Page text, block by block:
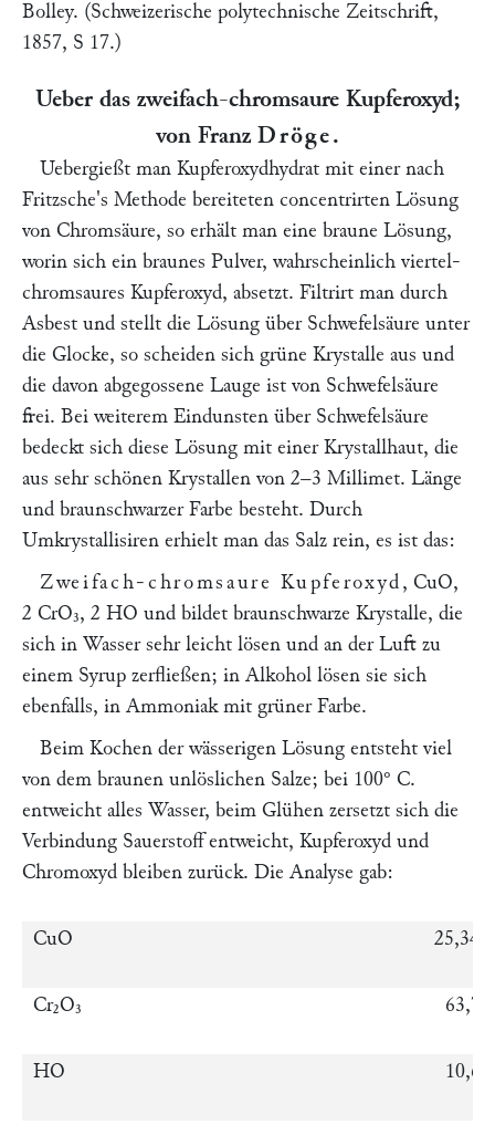
Bolley. (Schweizerische polytechnische Zeitschrift,
1857, S 17.)
Ueber das zweifach-chromsaure Kupferoxyd;
von FranzDröge.
Uebergießt man Kupferoxydhydrat mit einer nach
Fritzsche's Methode bereiteten concentrirten Lösung
von Chromsäure, so erhält man eine braune Lösung,
worin sich ein braunes Pulver, wahrscheinlich viertel-
chromsaures Kupferoxyd, absetzt. Filtrirt man durch
Asbest und stellt die Lösung über Schwefelsäure unter
die Glocke, so scheiden sich grüne Krystalle aus und
die davon abgegossene Lauge ist von Schwefelsäure
frei. Bei weiterem Eindunsten über Schwefelsäure
bedeckt sich diese Lösung mit einer Krystallhaut, die
aus sehr schönen Krystallen von 2–3 Millimet. Länge
und braunschwarzer Farbe besteht. Durch
Umkrystallisiren erhielt man das Salz rein, es ist das:
Zweifach-chromsaure Kupferoxyd , CuO,
2 CrO₃, 2 HO und bildet braunschwarze Krystalle, die
sich in Wasser sehr leicht lösen und an der Luft zu
einem Syrup zerfließen; in Alkohol lösen sie sich
ebenfalls, in Ammoniak mit grüner Farbe.
Beim Kochen der wässerigen Lösung entsteht viel
von dem braunen unlöslichen Salze; bei 100° C.
entweicht alles Wasser, beim Glühen zersetzt sich die
Verbindung Sauerstoff entweicht, Kupferoxyd und
Chromoxyd bleiben zurück. Die Analyse gab:
CuO 25,34
Cr₂O₃ 63,74
HO 10,66